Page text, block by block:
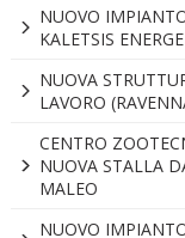
NUOVO
KALETSIS
NUOVA
LAVORO
CENTRO
NUOVA STALLA
MALEO
NUOVO